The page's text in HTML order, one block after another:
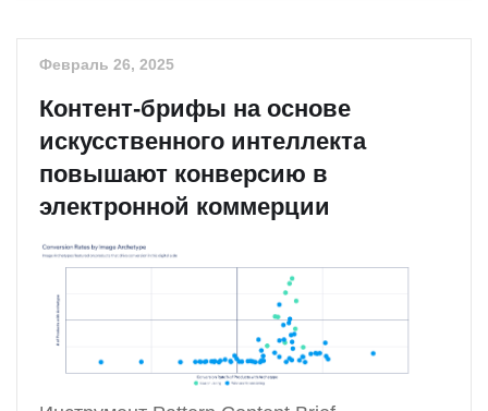
Февраль 26, 2025
Контент-брифы на основе
искусственного интеллекта
повышают конверсию в
электронной коммерции